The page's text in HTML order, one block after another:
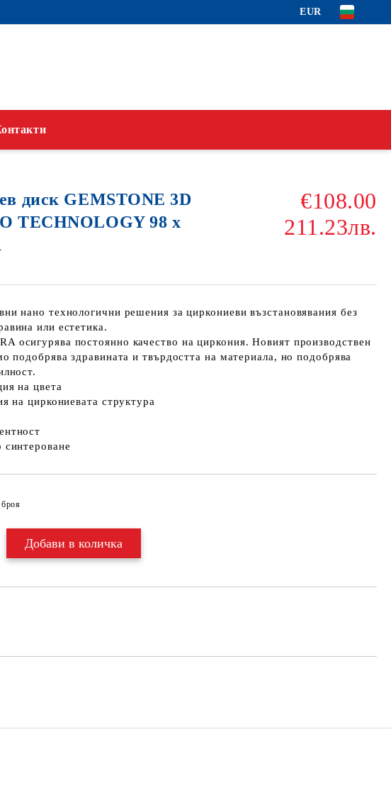
EUR
диск GEMSTONE 3D
TECHNOLOGY 98 x
€108.00
211.23лв.
нано технологични решения за циркониеви възстановявания без
или естетика.
осигурява постоянно качество на циркония. Новият производствен
подобрява здравината и твърдостта на материала, но подобрява
на цвета
на циркониевата структура
броя